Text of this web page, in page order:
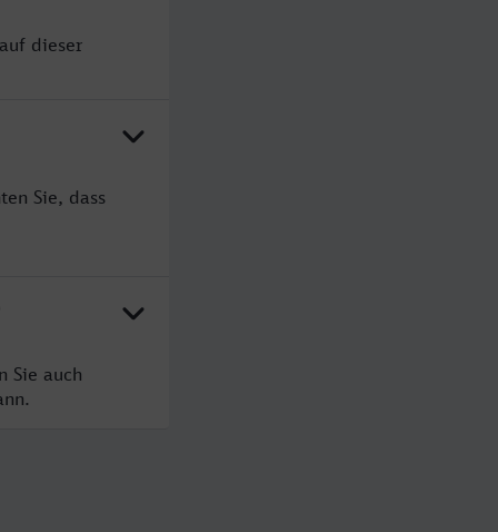
dieser
Sie, dass
Sie auch